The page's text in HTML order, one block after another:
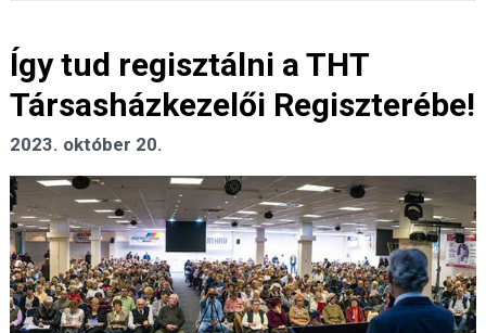
Így tud regisztálni a THT
Társasházkezelői Regiszterébe!
2023. október 20.